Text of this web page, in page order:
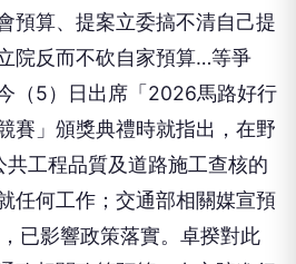
預算、提案立委搞不清自己提
院反而不砍自家預算…等爭
（5）日出席「2026馬路好行
賽」頒獎典禮時就指出，在野
工程品質及道路施工查核的
任何工作；交通部相關媒宣預
已影響政策落實。卓揆對此